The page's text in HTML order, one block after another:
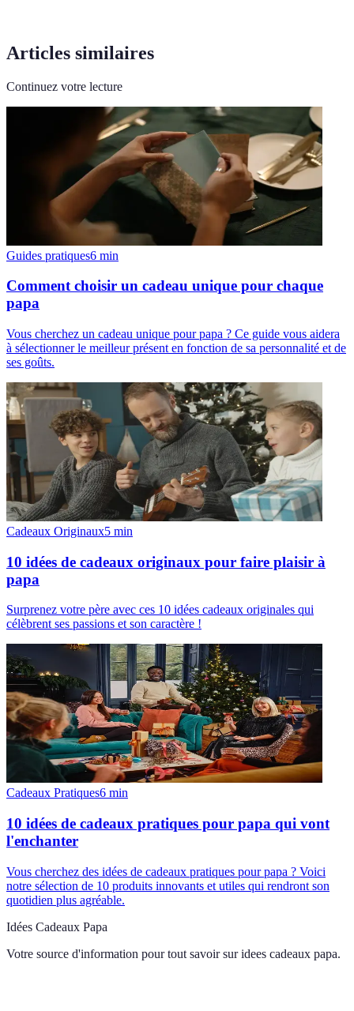
Articles similaires
Continuez votre lecture
Guides pratiques6 min
Comment choisir un cadeau unique pour chaque
papa
Vous cherchez un cadeau unique pour papa ? Ce guide vous aidera
à sélectionner le meilleur présent en fonction de sa personnalité et de
ses goûts.
Cadeaux Originaux5 min
10 idées de cadeaux originaux pour faire plaisir à
papa
Surprenez votre père avec ces 10 idées cadeaux originales qui
célèbrent ses passions et son caractère !
Cadeaux Pratiques6 min
10 idées de cadeaux pratiques pour papa qui vont
l'enchanter
Vous cherchez des idées de cadeaux pratiques pour papa ? Voici
notre sélection de 10 produits innovants et utiles qui rendront son
quotidien plus agréable.
Idées Cadeaux Papa
Votre source d'information pour tout savoir sur idees cadeaux papa.